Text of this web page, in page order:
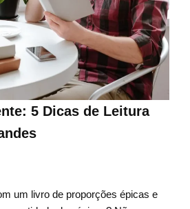
5 Dicas de Leitura
um livro de proporções épicas e